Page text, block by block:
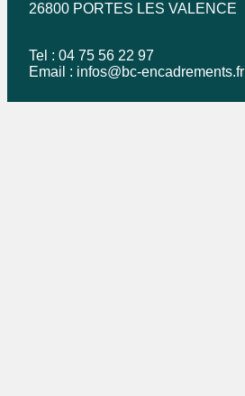
26800 PORTES LES VALENCE
Tel : 04 75 56 22 97
Email : infos@bc-encadrements.fr